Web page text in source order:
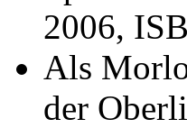
2006,
Als
der